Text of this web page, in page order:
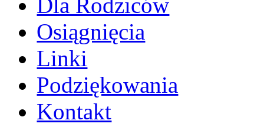
Osiągnięcia
Linki
Podziękowania
Kontakt